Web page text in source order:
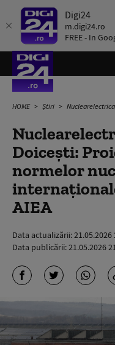
Digi24
m.digi24.ro
FREE - In
HOME Știri Nuclearelectrica, despre
Doicești:
normelor
AIEA
Data actualizării:21.05.2026
Data publicării:21.05.2026